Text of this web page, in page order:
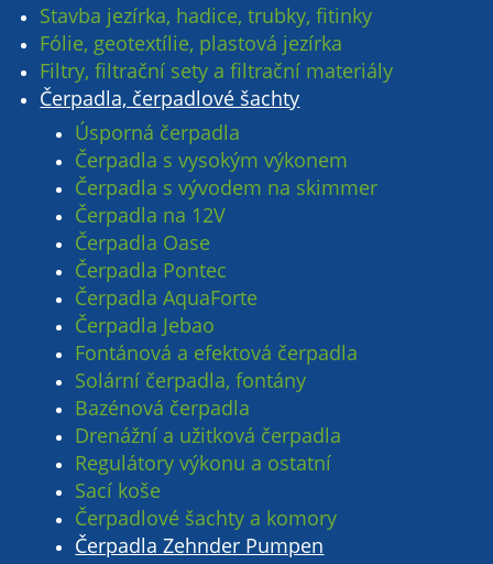
Stavba jezírka, hadice, trubky, fitinky
Fólie, geotextílie, plastová jezírka
Filtry, filtrační sety a filtrační materiály
Čerpadla, čerpadlové šachty
Úsporná čerpadla
Čerpadla s vysokým výkonem
Čerpadla s vývodem na skimmer
Čerpadla na 12V
Čerpadla Oase
Čerpadla Pontec
Čerpadla AquaForte
Čerpadla Jebao
Fontánová a efektová čerpadla
Solární čerpadla, fontány
Bazénová čerpadla
Drenážní a užitková čerpadla
Regulátory výkonu a ostatní
Sací koše
Čerpadlové šachty a komory
Čerpadla Zehnder Pumpen